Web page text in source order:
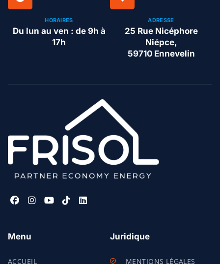
HORAIRES
Du lun au ven : de 9h à
17h
ADRESSE
25 Rue Nicéphore
Niépce,
59710 Ennevelin
Menu
ACCUEIL
Juridique
MENTIONS LÉGALES